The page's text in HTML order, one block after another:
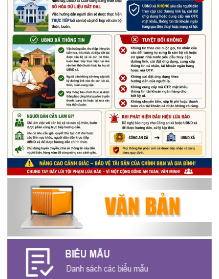
(14/05/2026)
Thông báo tiếp nhận phản ánh, kiến nghị về quy định thủ tục
hành chính
(07/08/2026)
Thông báo về thực hiện Luật tương trợ tư pháp về dân sự và
các văn bản quy định chi tiết, hướng dẫn thi hành
(04/08/2026)
Thông báo cảnh báo lừa đảo liên quan đến thủ tục đất đai
(24/07/2026)
Triển khai xây dựng mô hình “Trồng tái canh Cà phê Vối” năm
2026 tại các hộ nông dân trên địa bàn xã
Hội nghị công bố Nghị quyết, các quyết định về thành lập thôn,
buôn, thành lập tổ chức Đảng, chỉ định cấp ủy, trưởng các thôn,
buôn, trưởng Ban công tác Mặt trận các thôn, buôn
(03/07/2026)
Xã Cuôr Đăng đã tổ chức lễ kỷ niệm 85 năm Ngày truyền thống
Người cao tuổi Việt Nam (06/06/1941-06/06/2026) và tổ